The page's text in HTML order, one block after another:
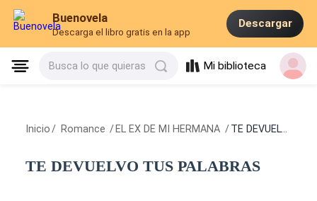
Buenovela
Descarga el libro gratis en la app
Descargar
Busca lo que quieras Mi biblioteca
Inicio / Romance / EL EX DE MI HERMANA / TE DEVUELVO TUS PALABRAS
TE DEVUELVO TUS PALABRAS